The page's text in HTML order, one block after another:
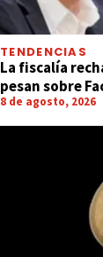
TENDENCIAS
La fiscalía
pesan sobre
8 de agosto, 2026